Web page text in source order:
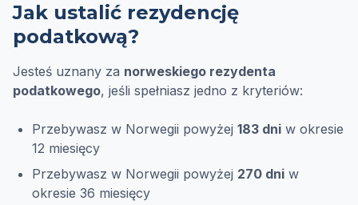
Jak ustalić rezydencję
podatkową?
Jesteś uznany za norweskiego rezydenta
podatkowego, jeśli spełniasz jedno z kryteriów:
Przebywasz w Norwegii powyżej 183 dni w okresie
12 miesięcy
Przebywasz w Norwegii powyżej 270 dni w
okresie 36 miesięcy